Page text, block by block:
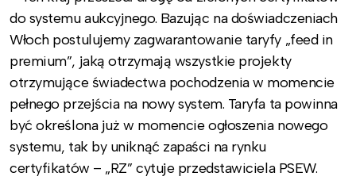
do systemu aukcyjnego. Bazując na doświadczeniach
Włoch postulujemy zagwarantowanie taryfy „feed in
premium”, jaką otrzymają wszystkie projekty
otrzymujące świadectwa pochodzenia w momencie
pełnego przejścia na nowy system. Taryfa ta powinna
być określona już w momencie ogłoszenia nowego
systemu, tak by uniknąć zapaści na rynku
certyfikatów – „RZ” cytuje przedstawiciela PSEW.